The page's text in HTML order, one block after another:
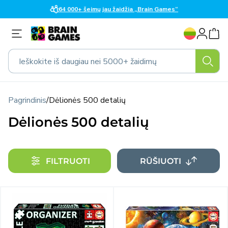
turinį
64 000+ šeimų jau žaidžia „Brain Games“
Ieškokite iš daugiau nei 5000+ žaidimų
K
a
b
Prisijungti
Pagrindinis/Dėlionės 500 detalių
Dėlionės 500 detalių
FILTRUOTI RŪŠIUOTI